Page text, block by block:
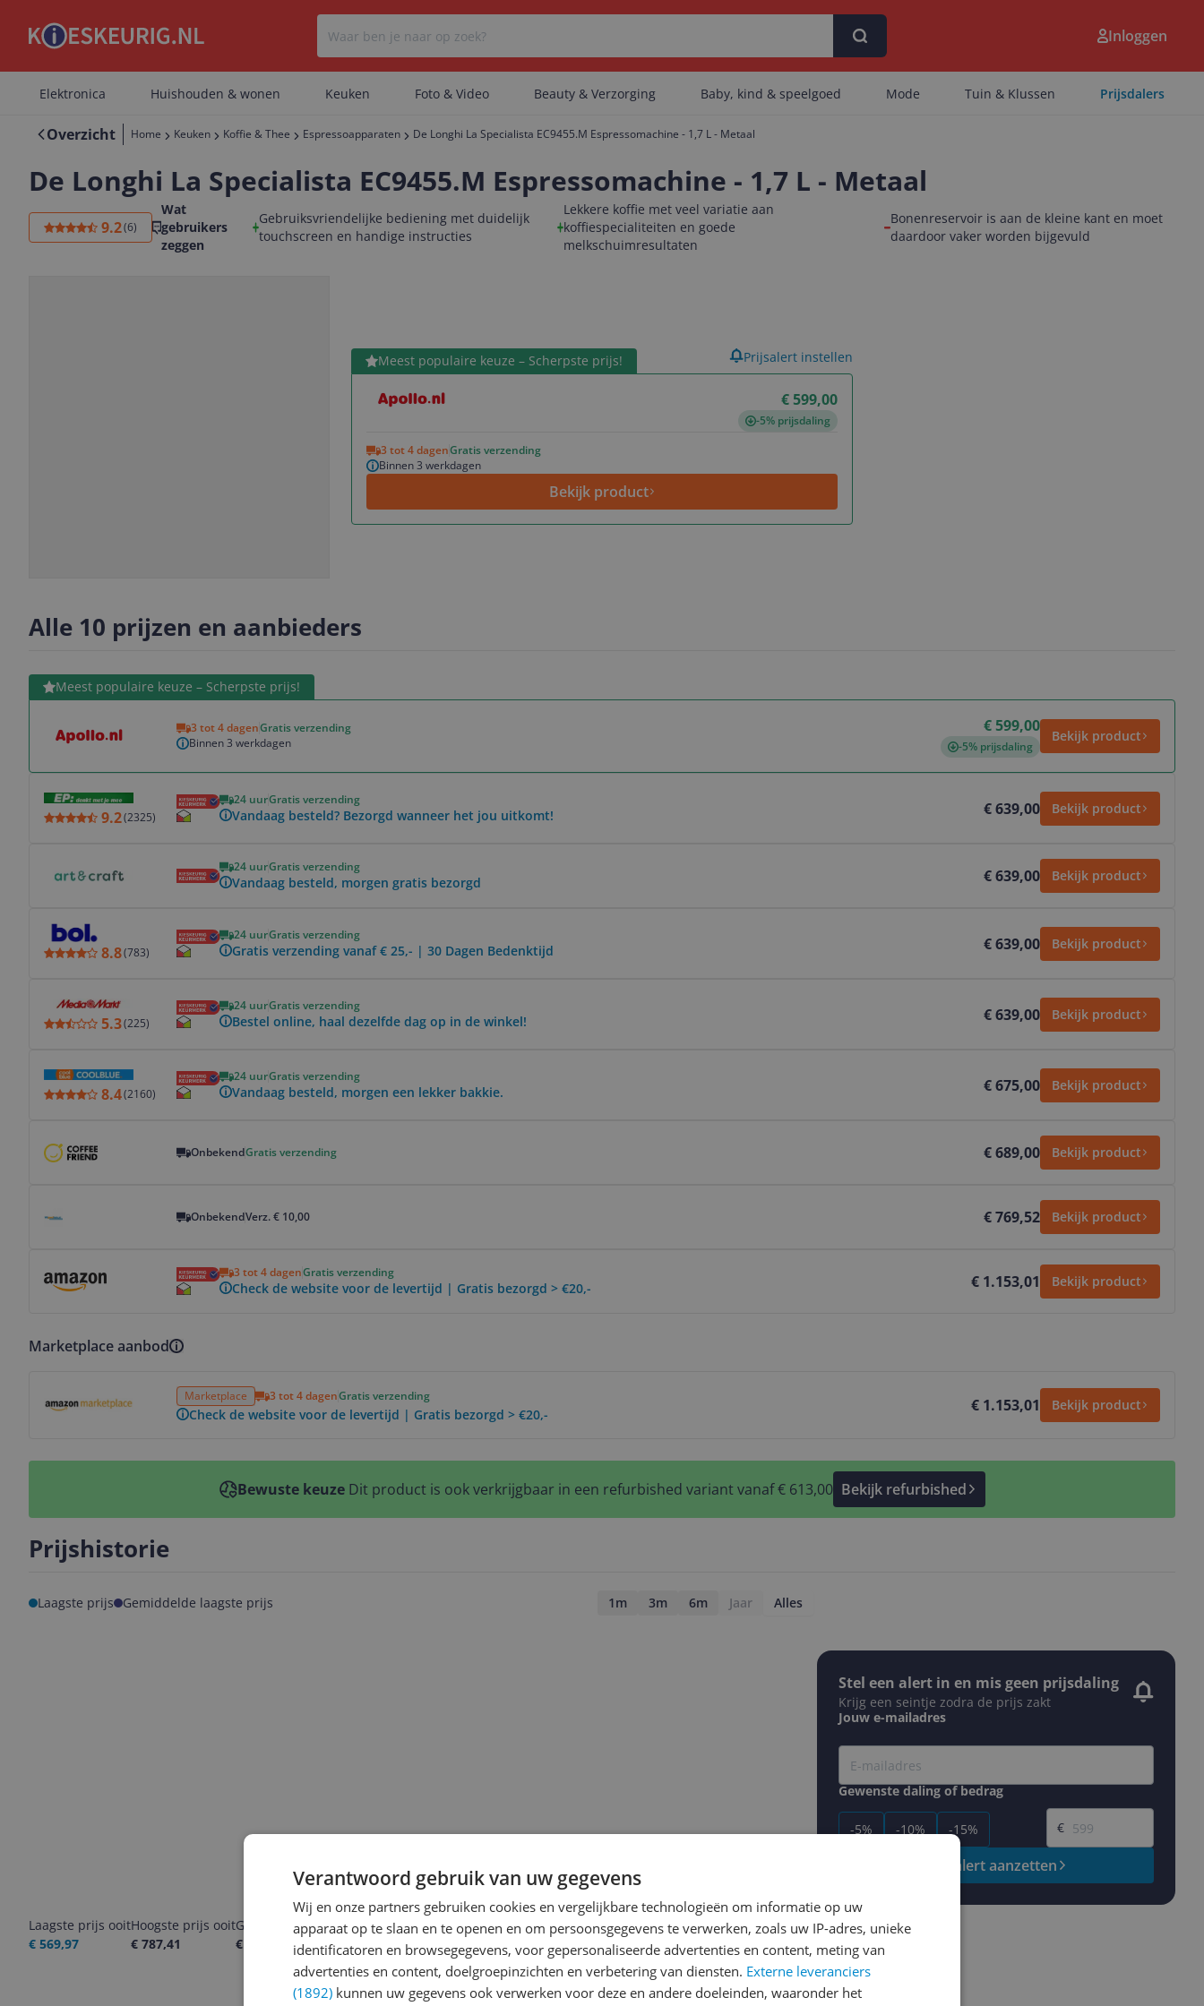
Er zijn geen categorieën gevonden.
Er zijn geen producten gevonden.
Inloggen
Elektronica Huishouden & wonen Keuken Foto & Video Beauty & Verzorging Baby, kind & speelgoed Mode Tuin & Klussen Prijsdalers
Overzicht Home Keuken Koffie & Thee Espressoapparaten De Longhi La Specialista EC9455.M Espressomachine - 1,7 L - Metaal
De Longhi La Specialista EC9455.M Espressomachine - 1,7 L - Metaal
9.2(6)
Wat
gebruikers
zeggen
Gebruiksvriendelijke bediening met duidelijk
touchscreen en handige instructies
Lekkere koffie met veel variatie aan
koffiespecialiteiten en goede
melkschuimresultaten
Bonenreservoir is aan de kleine kant en moet
daardoor vaker worden bijgevuld
Meest populaire keuze – Scherpste prijs!
€ 599,00
-5% prijsdaling
3 tot 4 dagenGratis verzending
Binnen 3 werkdagen
Bekijk product
Bekijk product Prijsalert instellen
Alle 10 prijzen en aanbieders
Meest populaire keuze – Scherpste prijs!
3 tot 4 dagenGratis verzending
Binnen 3 werkdagen
€ 599,00
-5% prijsdaling
Bekijk product
Bekijk product
9.2(2325)
24 uurGratis verzending
Vandaag besteld? Bezorgd wanneer het jou uitkomt! € 639,00 Bekijk product
24 uurGratis verzending
Vandaag besteld, morgen gratis bezorgd € 639,00 Bekijk product
8.8(783)
24 uurGratis verzending
Gratis verzending vanaf € 25,- | 30 Dagen Bedenktijd € 639,00 Bekijk product
5.3(225)
24 uurGratis verzending
Bestel online, haal dezelfde dag op in de winkel! € 639,00 Bekijk product
8.4(2160)
24 uurGratis verzending
Vandaag besteld, morgen een lekker bakkie. € 675,00 Bekijk product
OnbekendGratis verzending € 689,00 Bekijk product
OnbekendVerz. € 10,00 € 769,52 Bekijk product
3 tot 4 dagenGratis verzending
Check de website voor de levertijd | Gratis bezorgd > €20,- € 1.153,01 Bekijk product
Marketplace aanbod
Marketplace 3 tot 4 dagenGratis verzending
Check de website voor de levertijd | Gratis bezorgd > €20,- € 1.153,01 Bekijk product
Bewuste keuze Dit product is ook verkrijgbaar in een refurbished variant vanaf € 613,00 Bekijk refurbished
Prijshistorie
Laagste prijs Gemiddelde laagste prijs 1m 3m 6m Jaar Alles
Laagste prijs ooit
€ 569,97
Hoogste prijs ooit
€ 787,41
Goedkoopste nu
€ 599,00
Laatste prijsupdate
06-08-2026
Stel een alert in en mis geen prijsdaling
Krijg een seintje zodra de prijs zakt
Jouw e-mailadres
Gewenste daling of bedrag
-5% -10% -15%
Gewenste prijs
€
Prijsalert aanzetten
Verantwoord gebruik van uw gegevens
Wij en onze partners gebruiken cookies en vergelijkbare technologieën om informatie op uw
apparaat op te slaan en te openen en om persoonsgegevens te verwerken, zoals uw IP-adres, unieke
identificatoren en browsegegevens, voor gepersonaliseerde advertenties en content, meting van
advertenties en content, doelgroepinzichten en verbetering van diensten. Externe leveranciers
(1892) kunnen uw gegevens ook verwerken voor deze en andere doeleinden, waaronder het